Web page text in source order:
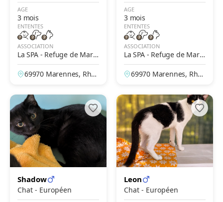
AGE
3 mois
ENTENTES
ASSOCIATION
La SPA - Refuge de Mare
nnes – Lyon
69970 Marennes, Rhô
AGE
3 mois
ENTENTES
ASSOCIATION
La SPA - Refuge de Mare
nnes – Lyon
69970 Marennes, Rhô
Shadow
Chat - Européen
Leon
Chat - Européen